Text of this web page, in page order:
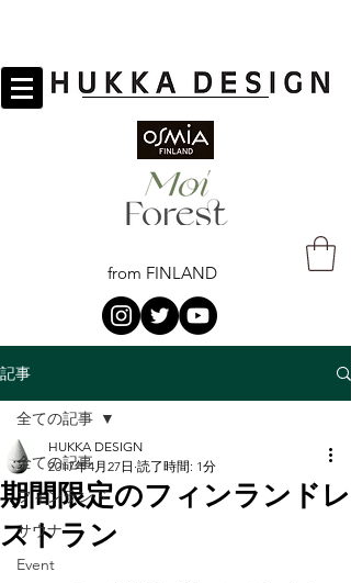
from FINLAND
記事
全ての記事
フィンランド
サウナ
Event
全ての記事
期間限定のフィンランドレ
ストラン
HUKKA DESIGN
2017年4月27日 読了時間: 1分